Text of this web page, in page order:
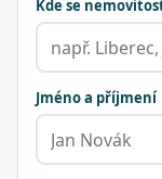
Kde se
Jméno a příjmení